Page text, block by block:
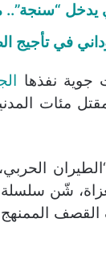
يدخل “سنجة”..
في تأجيج
جوية نفذها
مئات
شّن
الممنهج